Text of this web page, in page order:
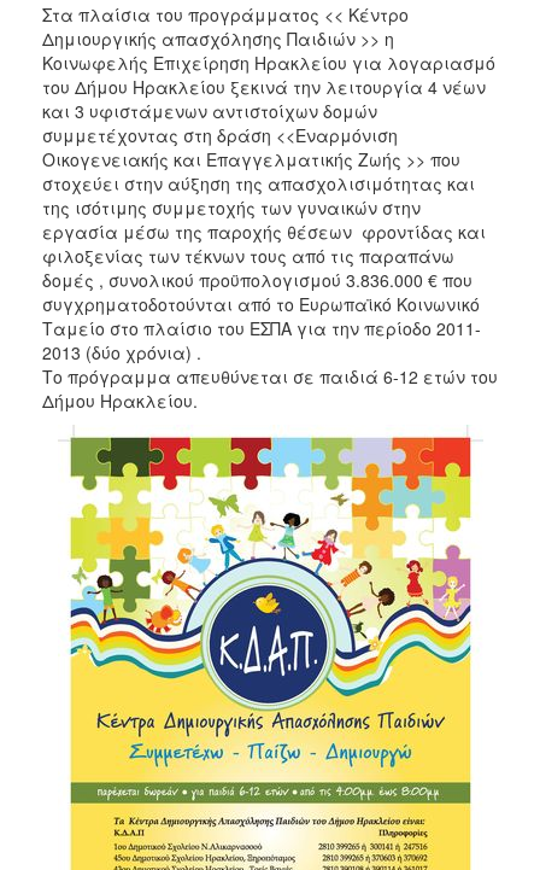
2021
2020
2019
2018
2017
2016
2015
2013
2012
2011
2010
2006
ΠΟΛΙΤΙΣΜΟΣ
ΑΝΘΕΚΤΙΚΗ
Στα πλαίσια του προγράμματος << Κέντρο
Δημιουργικής απασχόλησης Παιδιών >> η
Κοινωφελής Επιχείρηση Ηρακλείου για λογαριασμό
του Δήμου Ηρακλείου ξεκινά την λειτουργία 4 νέων
και 3 υφιστάμενων αντιστοίχων δομών
συμμετέχοντας στη δράση <<Εναρμόνιση
Οικογενειακής και Επαγγελματικής Ζωής >> που
στοχεύει στην αύξηση της απασχολισιμότητας και
της ισότιμης συμμετοχής των γυναικών στην
εργασία μέσω της παροχής θέσεων φροντίδας και
φιλοξενίας των τέκνων τους από τις παραπάνω
δομές , συνολικού προϋπολογισμού 3.836.000 € που
συγχρηματοδοτούνται από το Ευρωπαϊκό Κοινωνικό
Ταμείο στο πλαίσιο του ΕΣΠΑ για την περίοδο 2011-
2013 (δύο χρόνια) .
Το πρόγραμμα απευθύνεται σε παιδιά 6-12 ετών του
Δήμου Ηρακλείου.